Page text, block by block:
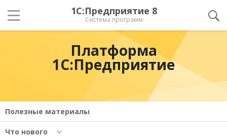
1С:Предприятие 8
Система программ
Платформа
1С:Предприятие
Полезные материалы
Что нового